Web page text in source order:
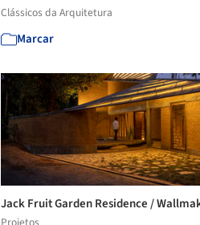
Clássicos da Arquitetura
Marcar
Jack Fruit Garden Residence /